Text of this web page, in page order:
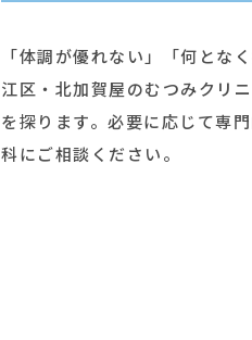
「体調が優れない」「何とな
江区・北加賀屋のむつみクリ
を探ります。必要に応じて専
科にご相談ください。